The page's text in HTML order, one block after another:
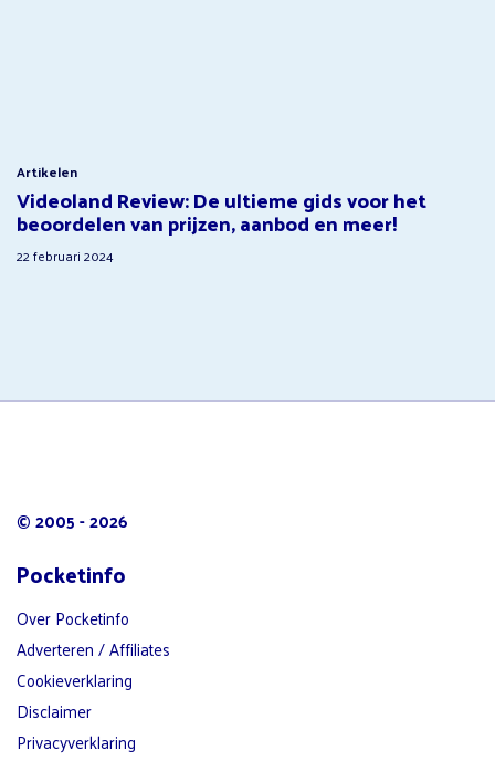
Artikelen
Videoland Review: De ultieme gids voor het
beoordelen van prijzen, aanbod en meer!
22 februari 2024
© 2005 - 2026
Pocketinfo
Over Pocketinfo
Adverteren / Affiliates
Cookieverklaring
Disclaimer
Privacyverklaring